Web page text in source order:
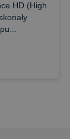
HD (High